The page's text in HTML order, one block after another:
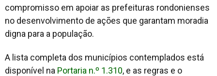
compromisso em apoiar as prefeituras rondonienses
no desenvolvimento de ações que garantam moradia
digna para a população.
A lista completa dos municípios contemplados está
disponível na Portaria n.º 1.310, e as regras e o